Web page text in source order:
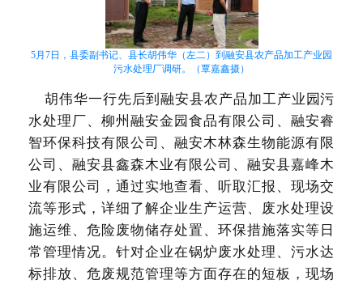
5月7日，县委副书记、县长胡伟华（左二）到融安县农产品加工产业园
污水处理厂调研。（覃嘉鑫摄）
胡伟华一行先后到融安县农产品加工产业园污
水处理厂、柳州融安金园食品有限公司、融安睿
智环保科技有限公司、融安木林森生物能源有限
公司、融安县鑫森木业有限公司、融安县嘉峰木
业有限公司，通过实地查看、听取汇报、现场交
流等形式，详细了解企业生产运营、废水处理设
施运维、危险废物储存处置、环保措施落实等日
常管理情况。针对企业在锅炉废水处理、污水达
标排放、危废规范管理等方面存在的短板，现场